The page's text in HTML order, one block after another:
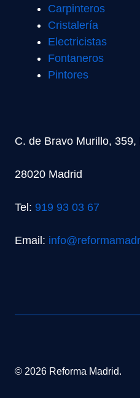
Carpinteros
Cristalería
Electricistas
Fontaneros
Pintores
C. de Bravo Murillo,
28020 Madrid
Tel: 919 93 03 67
Email:
© 2026 Reforma Madrid.